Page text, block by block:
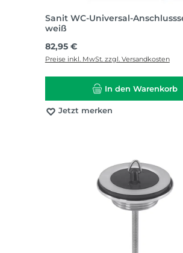
Sanit WC-Universal-
weiß
Regulärer Preis:
82,95 €
Preise inkl. MwSt. zzgl. Versandkosten
In den Warenkorb
Jetzt merken